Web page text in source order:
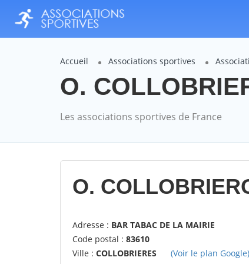
Accueil Associations sportives
O.
Les associations sportives de France
O.
Adresse : BAR TABAC DE LA MAIRIE
Code postal : 83610
Ville : COLLOBRIERES
(Voir le plan Google)